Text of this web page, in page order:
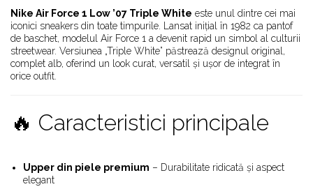
Blazer
Dunk
Foamposite
FOG
Kobe
Mac
Nike Air Force 1 Low ’07 Triple White este unul dintre cei mai
iconici sneakers din toate timpurile. Lansat inițial în 1982 ca pantof
de baschet, modelul Air Force 1 a devenit rapid un simbol al culturii
streetwear. Versiunea „Triple White” păstrează designul original,
complet alb, oferind un look curat, versatil și ușor de integrat în
orice outfit.
🔥 Caracteristici principale
Upper din piele premium – Durabilitate ridicată și aspect
elegant